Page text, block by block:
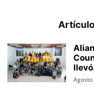
Agosto